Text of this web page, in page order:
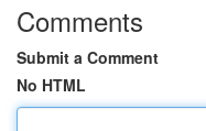
Comments
Submit a Comment
No HTML